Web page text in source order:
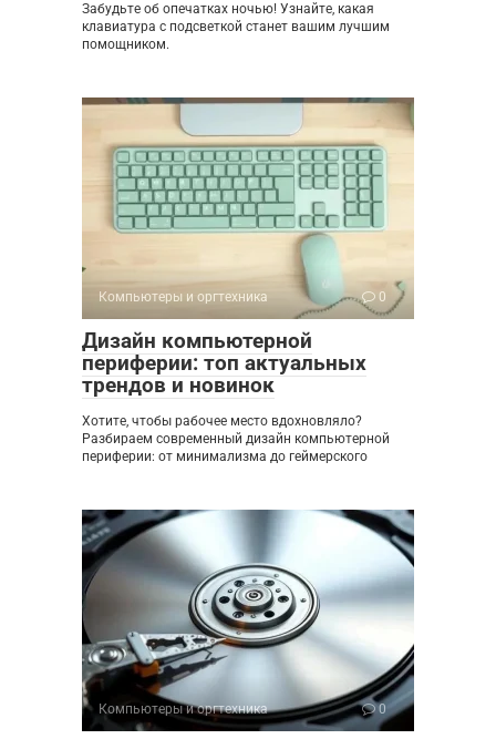
Забудьте об опечатках ночью! Узнайте, какая
клавиатура с подсветкой станет вашим лучшим
помощником.
Компьютеры и оргтехника 0
Дизайн компьютерной
периферии: топ актуальных
трендов и новинок
Хотите, чтобы рабочее место вдохновляло?
Разбираем современный дизайн компьютерной
периферии: от минимализма до геймерского
Компьютеры и оргтехника 0